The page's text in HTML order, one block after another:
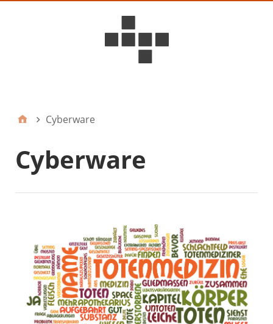
Cyberware
Cyberware